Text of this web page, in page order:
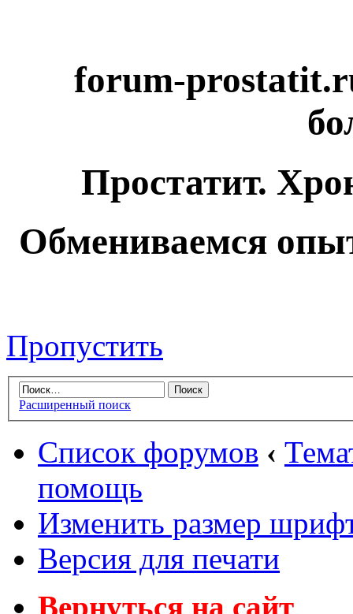
forum-
Простатит.
Обмениваемся
Пропустить
Расширенный поиск
Список форумов ‹
помощь
Изменить размер
Версия для печати
Вернуться на сайт